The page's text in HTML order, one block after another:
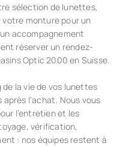
sélection de lunettes,
monture pour un
accompagnement
réserver un rendez-
Optic 2000 en Suisse.
la vie de vos lunettes
l’achat. Nous vous
l’entretien et les
vérification,
: nos équipes restent à